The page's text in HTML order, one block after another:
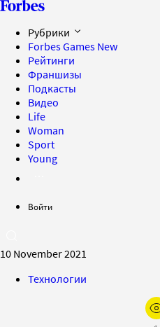
Рубрики
Forbes Games New
Рейтинги
Франшизы
Подкасты
Видео
Life
Woman
Sport
Young
Войти
10 November 2021
Технологии